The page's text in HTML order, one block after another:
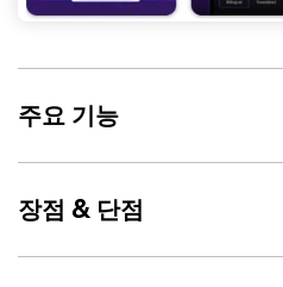
주요 기능
장점 & 단점